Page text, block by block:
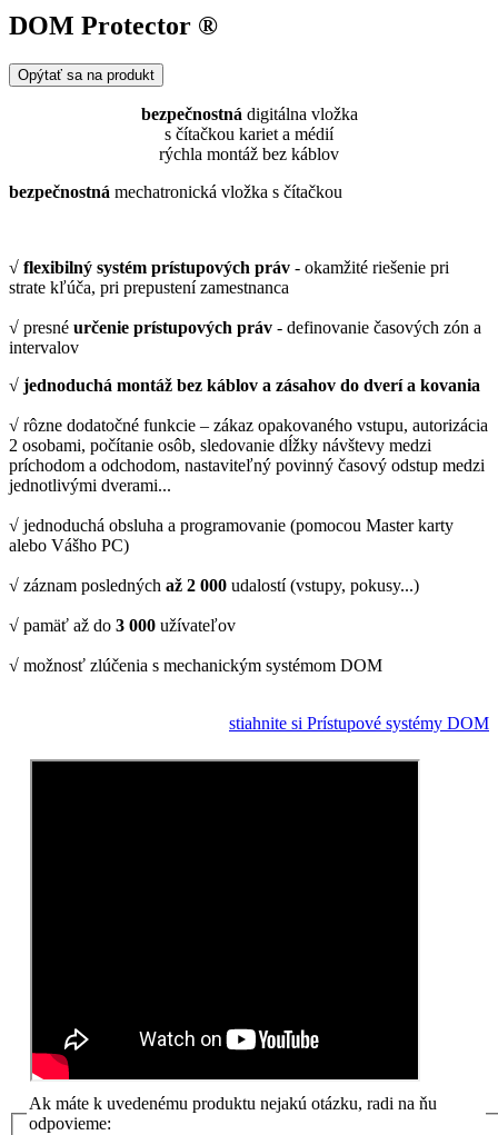
DOM Protector ®
Opýtať sa na produkt
bezpečnostná digitálna vložka
s čítačkou kariet a médií
rýchla montáž bez káblov
bezpečnostná mechatronická vložka s čítačkou
√ flexibilný systém prístupových práv - okamžité riešenie pri
strate kľúča, pri prepustení zamestnanca
√ presné určenie prístupových práv - definovanie časových zón a
intervalov
√ jednoduchá montáž bez káblov a zásahov do dverí a kovania
√ rôzne dodatočné funkcie – zákaz opakovaného vstupu, autorizácia
2 osobami, počítanie osôb, sledovanie dĺžky návštevy medzi
príchodom a odchodom, nastaviteľný povinný časový odstup medzi
jednotlivými dverami...
√ jednoduchá obsluha a programovanie (pomocou Master karty
alebo Vášho PC)
√ záznam posledných až 2 000 udalostí (vstupy, pokusy...)
√ pamäť až do 3 000 užívateľov
√ možnosť zlúčenia s mechanickým systémom DOM
stiahnite si Prístupové systémy DOM
Ak máte k uvedenému produktu nejakú otázku, radi na ňu
odpovieme: